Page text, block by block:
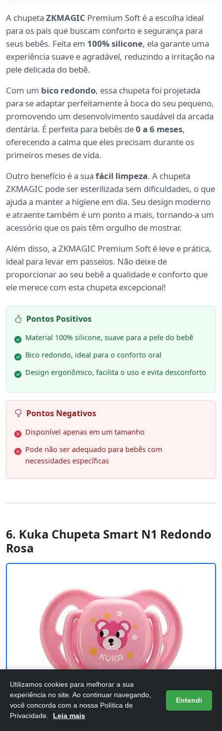
A chupeta ZKMAGIC Premium Soft é a escolha ideal
para os pais que buscam conforto e segurança para
seus bebês. Feita em 100% silicone, ela garante uma
experiência suave e agradável, reduzindo a irritação na
pele delicada do bebê.
Com um bico redondo, essa chupeta foi projetada
para se adaptar perfeitamente à boca do seu pequeno,
promovendo um desenvolvimento saudável da arcada
dentária. É perfeita para bebês de0 a 6 meses,
oferecendo a calma que eles precisam durante os
primeiros meses de vida.
Outro benefício é a sua fácil limpeza. A chupeta
ZKMAGIC pode ser esterilizada sem dificuldades, o que
ajuda a manter a higiene em dia. Seu design moderno
e atraente também é um ponto a mais, tornando-a um
acessório que os pais têm orgulho de mostrar.
Além disso, a ZKMAGIC Premium Soft é leve e prática,
ideal para levar em passeios. Não deixe de
proporcionar ao seu bebê a qualidade e conforto que
ele merece com esta chupeta excepcional!
Pontos Positivos
Material 100% silicone, suave para a pele do bebê
Bico redondo, ideal para o conforto oral
Design ergonômico, facilita o uso e evita desconforto
Pontos Negativos
Disponível apenas em um tamanho
Pode não ser adequado para bebês com
necessidades específicas
6. Kuka Chupeta Smart N1 Redondo
Rosa
Utilizamos cookies para melhorar a sua
experiência no site. Ao continuar navegando,
você concorda com a nossa Política de
Privacidade.
Leia mais
Entendi